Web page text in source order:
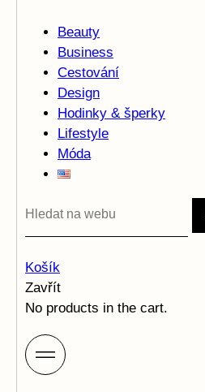
Beauty
Business
Cestování
Design
Hodinky & šperky
Lifestyle
Móda
Košík
Zavřít
No products in the cart.